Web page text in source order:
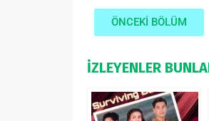
ÖNCEKİ BÖLÜM
İZLEYENLER